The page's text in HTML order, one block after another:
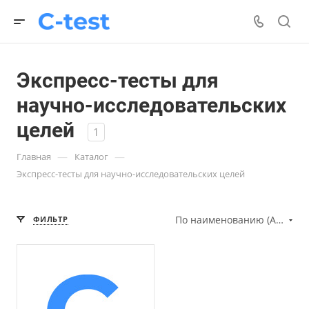
Экспресс-тесты для
научно-исследовательских
целей
1
Главная — Каталог —
Экспресс-тесты для научно-исследовательских целей
ФИЛЬТР По наименованию (А-Я)